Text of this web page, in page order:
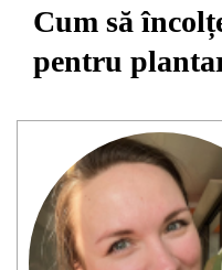
Cum să
pentru